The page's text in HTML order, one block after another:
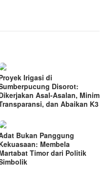
Irigasi di
Disorot:
Asal-Asalan, Minim
dan Abaikan K3
Bukan Panggung
Membela
Timor dari Politik